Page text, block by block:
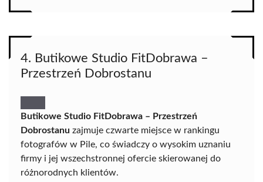
4. Butikowe Studio FitDobrawa –
Przestrzeń Dobrostanu
Butikowe Studio FitDobrawa – Przestrzeń
Dobrostanu zajmuje czwarte miejsce w rankingu
fotografów w Pile, co świadczy o wysokim uznaniu
firmy i jej wszechstronnej ofercie skierowanej do
różnorodnych klientów.